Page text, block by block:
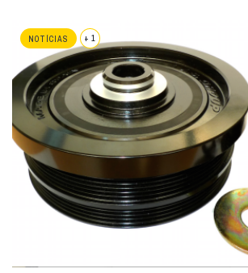
NOTÍCIAS + 1